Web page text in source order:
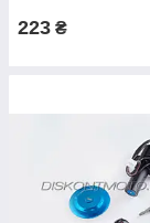
223 ₴